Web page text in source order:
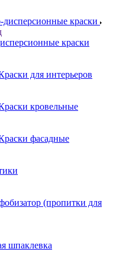
краски
краски
для интерьеров
кровельные
фасадные
(пропитки для
шпаклевка